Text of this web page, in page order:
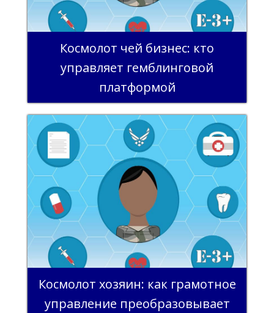
Космолот чей бизнес: кто
управляет гемблинговой
платформой
Космолот хозяин: как грамотное
управление преобразовывает